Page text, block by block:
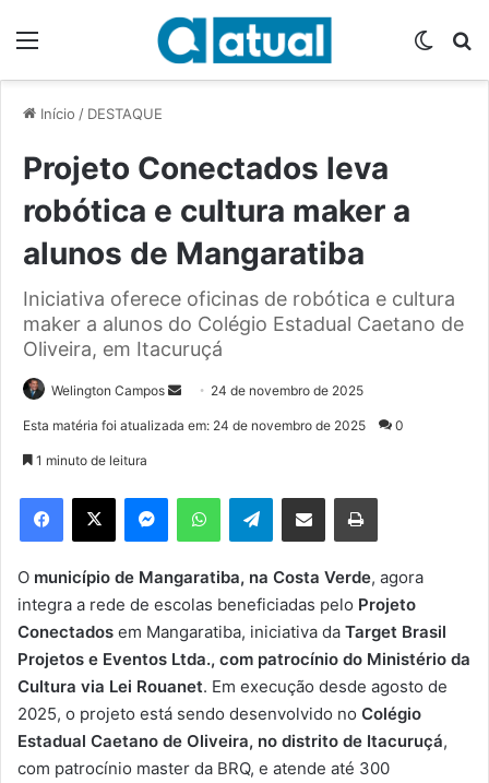
Início / DESTAQUE
Projeto Conectados leva
robótica e cultura maker a
alunos de Mangaratiba
Iniciativa oferece oficinas de robótica e cultura
maker a alunos do Colégio Estadual Caetano de
Oliveira, em Itacuruçá
Welington Campos
e
m
e
-
m
a
24 de novembro de 2025
Esta matéria foi atualizada em: 24 de novembro de 2025 0
1 minuto de leitura
Telegram
O município de Mangaratiba, na Costa Verde, agora
integra a rede de escolas beneficiadas pelo Projeto
Conectados em Mangaratiba, iniciativa da Target Brasil
Projetos e Eventos Ltda., com patrocínio do Ministério da
Cultura via Lei Rouanet. Em execução desde agosto de
2025, o projeto está sendo desenvolvido no Colégio
Estadual Caetano de Oliveira, no distrito de Itacuruçá,
com patrocínio master da BRQ, e atende até 300